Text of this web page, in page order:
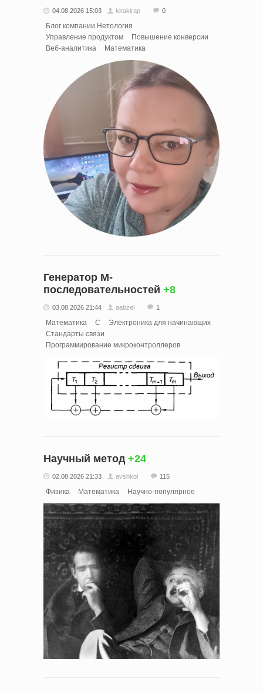
04.08.2026 15:03 kirakirap 0
Блог компании Нетология
Управление продуктом
Повышение конверсии
Веб-аналитика
Математика
Генератор M-
последовательностей +8
03.08.2026 21:44 aabzel 1
Математика C
Электроника для начинающих
Стандарты связи
Программирование микроконтроллеров
Научный метод +24
02.08.2026 21:33 avshkol 115
Физика Математика Научно-популярное